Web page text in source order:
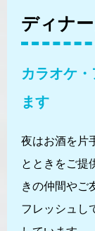
ディナ
カラオケ
ます
夜はお酒を片
とときをご提
きの仲間やご
フレッシュし